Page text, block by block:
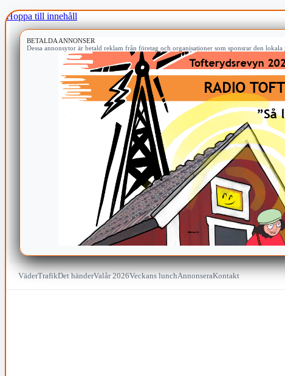
Hoppa till innehåll
BETALDA ANNONSER
Dessa annonsytor är betald reklam från företag och organisationer som sponsrar den lokala
VäderTrafikDet händerValår 2026Veckans lunchAnnonseraKontakt